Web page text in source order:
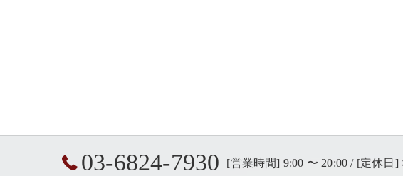
03-6824-7930 [営業時間] 9:00 〜 20:00 / [定休日]